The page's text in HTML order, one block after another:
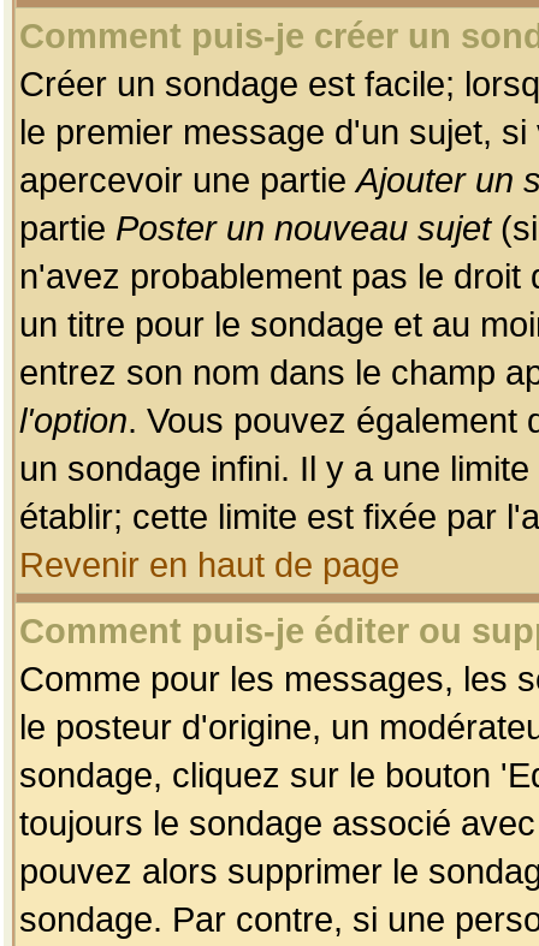
Comment puis-je créer un
Créer un sondage est facile;
le premier message d'un sujet,
apercevoir une partieAjouter un
partie Poster un nouveau sujet(si
n'avez probablement pas le
un titre pour le sondage et au
entrez son nom dans le champ
l'option. Vous pouvez également
un sondage infini. Il y a une
établir; cette limite est fixée par
Revenir en haut de page
Comment puis-je éditer ou
Comme pour les messages, les
le posteur d'origine, un
sondage, cliquez sur le bouton
toujours le sondage associé
pouvez alors supprimer le
sondage. Par contre, si une